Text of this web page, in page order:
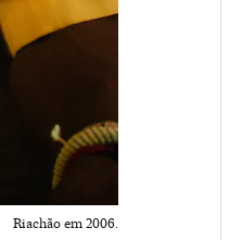
Riachão em 2006.